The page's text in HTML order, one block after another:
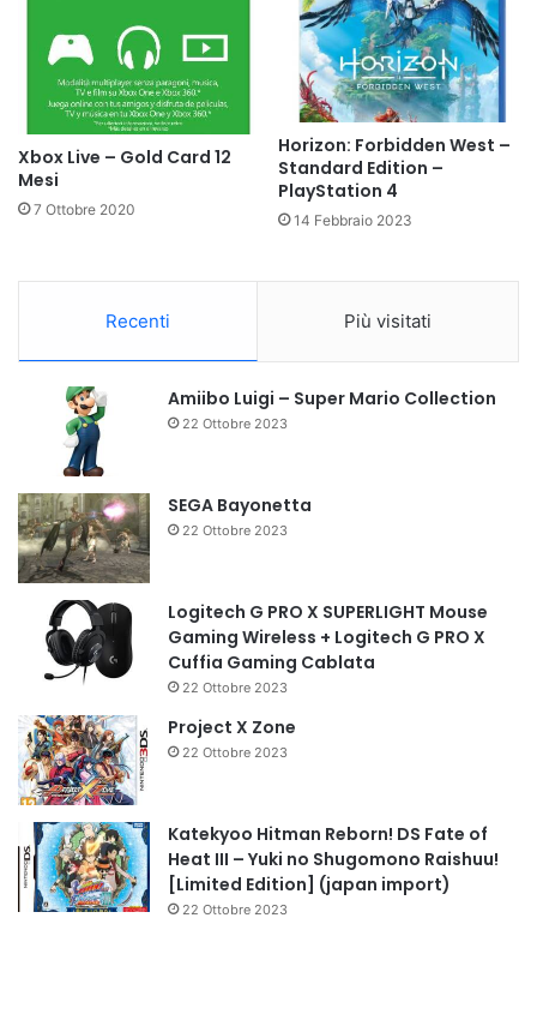
Xbox Live – Gold Card 12
Mesi
7 Ottobre 2020
Horizon: Forbidden West –
Standard Edition –
PlayStation 4
14 Febbraio 2023
Recenti Più visitati
Amiibo Luigi – Super Mario Collection
22 Ottobre 2023
SEGA Bayonetta
22 Ottobre 2023
Logitech G PRO X SUPERLIGHT Mouse
Gaming Wireless + Logitech G PRO X
Cuffia Gaming Cablata
22 Ottobre 2023
Project X Zone
22 Ottobre 2023
Katekyoo Hitman Reborn! DS Fate of
Heat III – Yuki no Shugomono Raishuu!
[Limited Edition] (japan import)
22 Ottobre 2023